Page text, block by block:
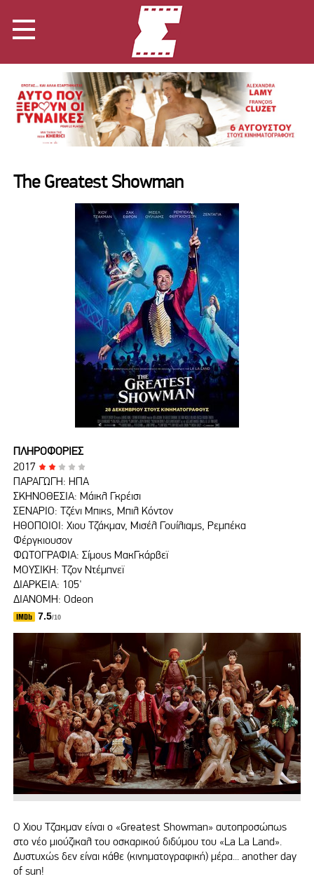
The Greatest Showman
ΠΛΗΡΟΦΟΡΙΕΣ
2017
ΠΑΡΑΓΩΓΗ: ΗΠΑ
ΣΚΗΝΟΘΕΣΙΑ: Μάικλ Γκρέισι
ΣΕΝΑΡΙΟ: Τζένι Μπικς, Μπιλ Κόντον
ΗΘΟΠΟΙΟΙ: Χιου Τζάκμαν, Μισέλ Γουίλιαμς, Ρεμπέκα
Φέργκιουσον
ΦΩΤΟΓΡΑΦΙΑ: Σίμους ΜακΓκάρβεϊ
ΜΟΥΣΙΚΗ: Τζον Ντέμπνεϊ
ΔΙΑΡΚΕΙΑ: 105'
ΔΙΑΝΟΜΗ: Odeon
7.5/10
Ο Χιου Τζακμαν είναι ο «Greatest Showman» αυτοπροσώπως
στο νέο μιούζικαλ του οσκαρικού διδύμου του «La La Land».
Δυστυχώς δεν είναι κάθε (κινηματογραφική) μέρα... another day
of sun!